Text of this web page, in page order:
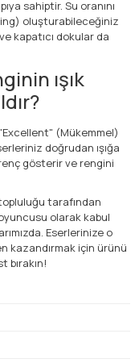
sahiptir. Su oranını
oluşturabileceğiniz
kapatıcı dokular da
ışık
(Mükemmel)
doğrudan ışığa
gösterir ve rengini
tarafından
olarak kabul
Eserlerinize o
kazandırmak için ürünü
bırakın!